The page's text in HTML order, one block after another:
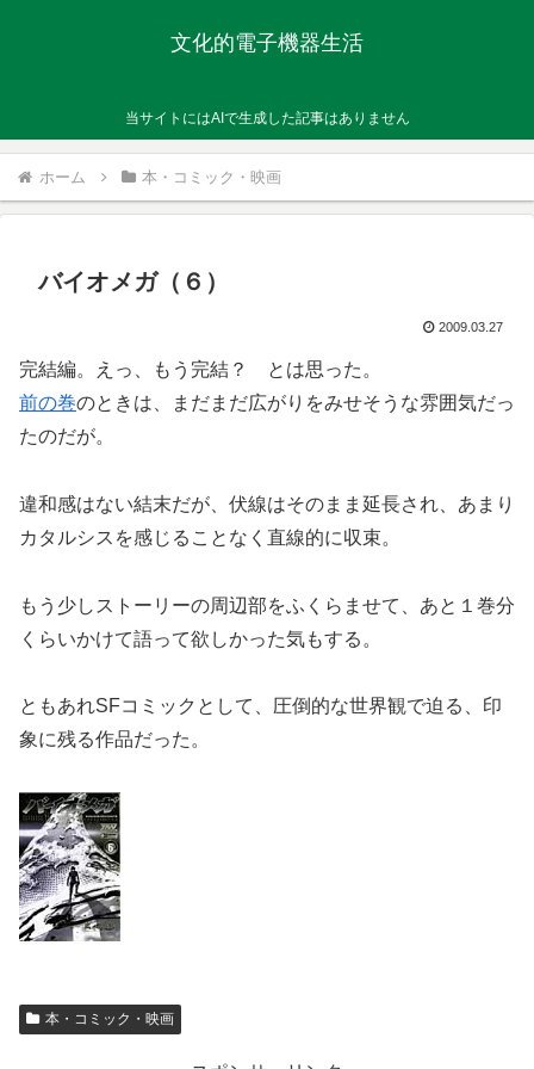
文化的電子機器生活
当サイトにはAIで生成した記事はありません
ホーム 本・コミック・映画
バイオメガ（６）
2009.03.27
完結編。えっ、もう完結？ とは思った。
前の巻のときは、まだまだ広がりをみせそうな雰囲気だっ
たのだが。
違和感はない結末だが、伏線はそのまま延長され、あまり
カタルシスを感じることなく直線的に収束。
もう少しストーリーの周辺部をふくらませて、あと１巻分
くらいかけて語って欲しかった気もする。
ともあれSFコミックとして、圧倒的な世界観で迫る、印
象に残る作品だった。
本・コミック・映画